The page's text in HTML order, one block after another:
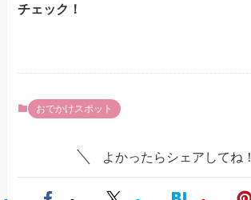
チェック！
おでかけスポット
よかったらシェアしてね！